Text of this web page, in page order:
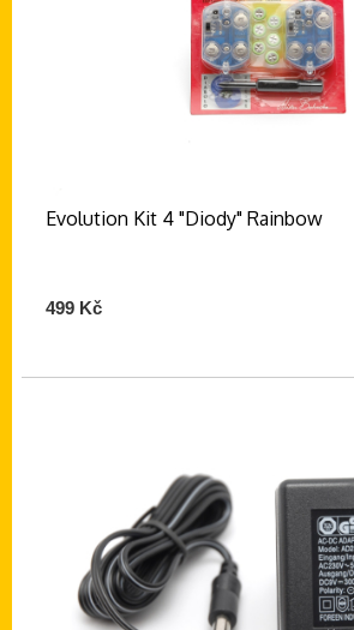
Evolution Kit 4 "Diody" Rainbow
499 Kč